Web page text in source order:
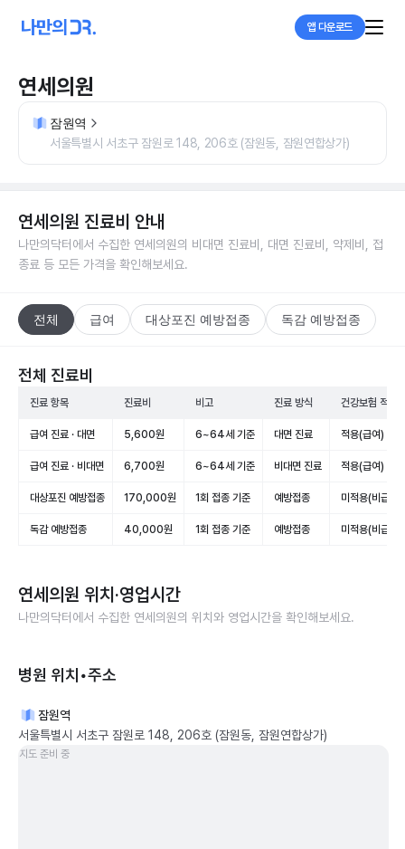
앱 다운로드
연세의원
잠원역
서울특별시 서초구 잠원로 148, 206호 (잠원동, 잠원연합상가)
연세의원 진료비 안내
나만의닥터에서 수집한 연세의원의 비대면 진료비, 대면 진료비, 약제비, 접
종료 등 모든 가격을 확인해보세요.
전체 급여 대상포진 예방접종 독감 예방접종
전체 진료비
진료 항목 진료비 비고 진료 방식 건강보험 적용
급여 진료 · 대면 5,600원 6~64세 기준 대면 진료 적용(급여)
급여 진료 · 비대면 6,700원 6~64세 기준 비대면 진료 적용(급여)
대상포진 예방접종 170,000원 1회 접종 기준 예방접종 미적용(비급여)
독감 예방접종 40,000원 1회 접종 기준 예방접종 미적용(비급여)
연세의원 위치·영업시간
나만의닥터에서 수집한 연세의원의 위치와 영업시간을 확인해보세요.
병원 위치•주소
잠원역
서울특별시 서초구 잠원로 148, 206호 (잠원동, 잠원연합상가)
지도 준비 중